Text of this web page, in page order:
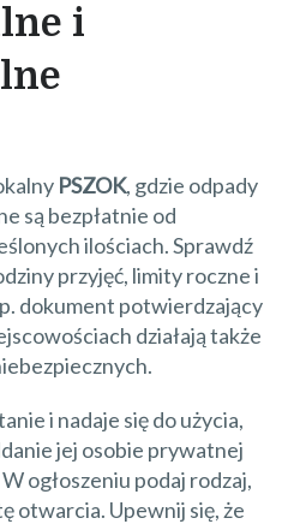
i
PSZOK, gdzie odpady
są bezpłatnie od
ilościach. Sprawdź
przyjęć, limity roczne i
dokument potwierdzający
działają także
i nadaje się do użycia,
jej osobie prywatnej
ogłoszeniu podaj rodzaj,
otwarcia. Upewnij się, że